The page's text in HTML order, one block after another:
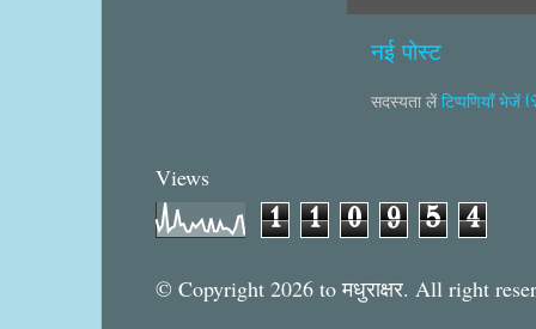
नई पोस्ट
सदस्यता लें टिप्पणियाँ भेजें
Views
1 1 0 9 5 4
© Copyright 2026 to मधुराक्षर. All right